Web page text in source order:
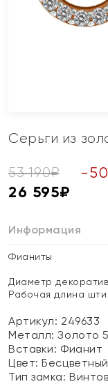
Серьги из
53 190₽ -50
26 595₽
Информация
Фианиты
Диаметр
Рабочая длина
Артикул: 249633
Металл:Золото
Вставки: Фианит
Цвет:Бесцветный
Тип замка: